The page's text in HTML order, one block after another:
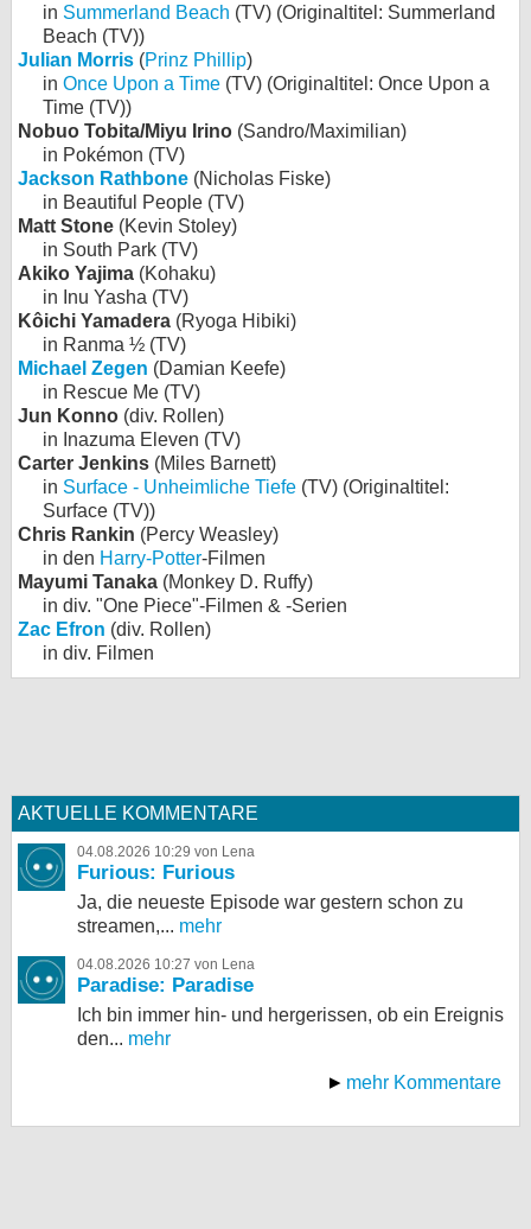
in Summerland Beach (TV) (Originaltitel: Summerland
Beach (TV))
Julian Morris (Prinz Phillip)
in Once Upon a Time (TV) (Originaltitel: Once Upon a
Time (TV))
Nobuo Tobita/Miyu Irino (Sandro/Maximilian)
in Pokémon (TV)
Jackson Rathbone (Nicholas Fiske)
in Beautiful People (TV)
Matt Stone (Kevin Stoley)
in South Park (TV)
Akiko Yajima (Kohaku)
in Inu Yasha (TV)
Kôichi Yamadera (Ryoga Hibiki)
in Ranma ½ (TV)
Michael Zegen (Damian Keefe)
in Rescue Me (TV)
Jun Konno (div. Rollen)
in Inazuma Eleven (TV)
Carter Jenkins (Miles Barnett)
in Surface - Unheimliche Tiefe (TV) (Originaltitel:
Surface (TV))
Chris Rankin (Percy Weasley)
in den Harry-Potter-Filmen
Mayumi Tanaka (Monkey D. Ruffy)
in div. "One Piece"-Filmen & -Serien
Zac Efron (div. Rollen)
in div. Filmen
AKTUELLE KOMMENTARE
04.08.2026 10:29 von Lena
Furious: Furious
Ja, die neueste Episode war gestern schon zu
streamen,... mehr
04.08.2026 10:27 von Lena
Paradise: Paradise
Ich bin immer hin- und hergerissen, ob ein Ereignis
den... mehr
mehr Kommentare